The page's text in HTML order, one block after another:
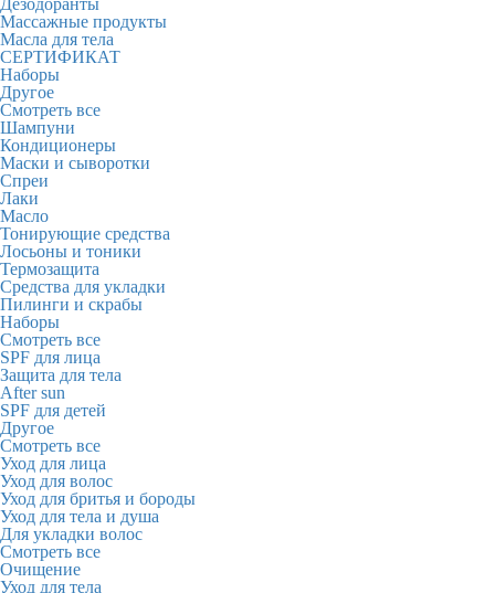
Дезодоранты
Массажные продукты
Масла для тела
СЕРТИФИКАТ
Наборы
Другое
Смотреть все
Шампуни
Кондиционеры
Маски и сыворотки
Спреи
Лаки
Масло
Тонирующие средства
Лосьоны и тоники
Термозащита
Средства для укладки
Пилинги и скрабы
Наборы
Смотреть все
SPF для лица
Защита для тела
After sun
SPF для детей
Другое
Смотреть все
Уход для лица
Уход для волос
Уход для бритья и бороды
Уход для тела и душа
Для укладки волос
Смотреть все
Очищение
Уход для тела